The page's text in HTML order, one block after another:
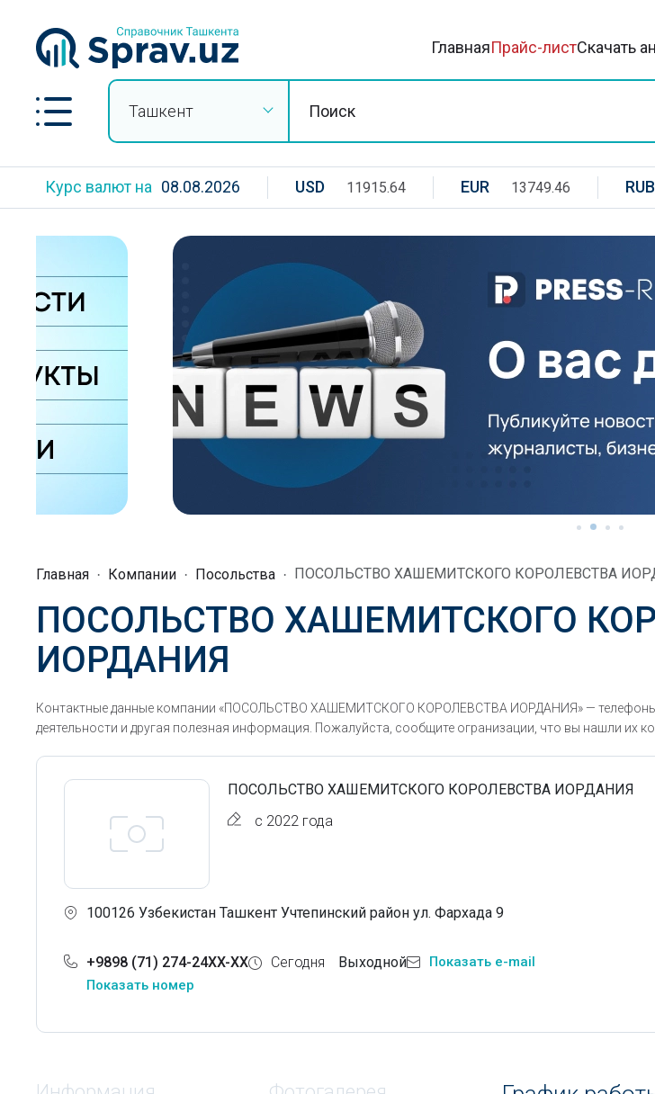
ГлавнаяПрайс-листСкачать
Ташкент
Курс валют на 08.08.2026 USD 11915.64 EUR 13749.46 RUB
Главная Компании Посольства ПОСОЛЬСТВО ХАШЕМИТСКОГО КОРОЛЕВСТВА
ПОСОЛЬСТВО ХАШЕМИТСКОГО
ИОРДАНИЯ
Контактные данные компании «ПОСОЛЬСТВО ХАШЕМИТСКОГО КОРОЛЕВСТВА ИОРДАНИЯ» —
деятельности и другая полезная информация. Пожалуйста, сообщите огранизации, что вы нашли их
ПОСОЛЬСТВО ХАШЕМИТСКОГО КОРОЛЕВСТВА ИОРДАНИЯ
с 2022 года
100126 Узбекистан Ташкент Учтепинский район ул. Фархада 9
+9898 (71) 274-24XX-XX
Показать номер
Сегодня Выходной Показать e-mail